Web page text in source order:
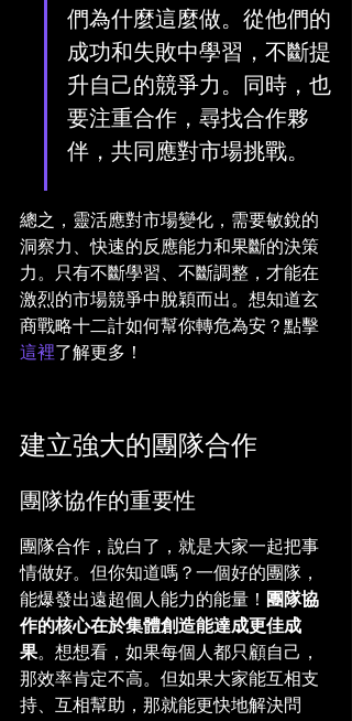
們為什麼這麼做。從他們的
成功和失敗中學習，不斷提
升自己的競爭力。同時，也
要注重合作，尋找合作夥
伴，共同應對市場挑戰。
總之，靈活應對市場變化，需要敏銳的
洞察力、快速的反應能力和果斷的決策
力。只有不斷學習、不斷調整，才能在
激烈的市場競爭中脫穎而出。想知道玄
商戰略十二計如何幫你轉危為安？點擊
這裡了解更多！
建立強大的團隊合作
團隊協作的重要性
團隊合作，說白了，就是大家一起把事
情做好。但你知道嗎？一個好的團隊，
能爆發出遠超個人能力的能量！ 團隊協
作的核心在於集體創造能達成更佳成
果。想想看，如果每個人都只顧自己，
那效率肯定不高。但如果大家能互相支
持、互相幫助，那就能更快地解決問